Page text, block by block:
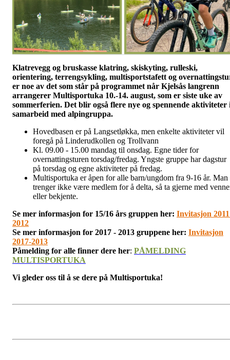
Klatrevegg og bruskasse klatring, skiskyting, rulleski,
orientering, terrengsykling, multisportstafett og
er noe av det som står på programmet når Kjelsås langrenn
arrangerer Multisportuka 10.-14. august, som er siste uke av
sommerferien. Det blir også flere nye og spennende aktiviteter
samarbeid med alpingruppa.
Hovedbasen er på Langsetløkka, men enkelte aktiviteter vil
foregå på Linderudkollen og Trollvann
Kl. 09.00 - 15.00 mandag til onsdag. Egne tider for
overnattingsturen torsdag/fredag. Yngste gruppe har dagstur
på torsdag og egne aktiviteter på fredag.
Multisportuka er åpen for alle barn/ungdom fra 9-16 år. Man
trenger ikke være medlem for å delta, så ta gjerne med
eller bekjente.
Se mer informasjon for 15/16 års gruppen her: Invitasjon
2012
Se mer informasjon for 2017 - 2013 gruppene her: Invitasjon
2017-2013
Påmelding for alle finner dere her: PÅMELDING
MULTISPORTUKA
Vi gleder oss til å se dere på Multisportuka!